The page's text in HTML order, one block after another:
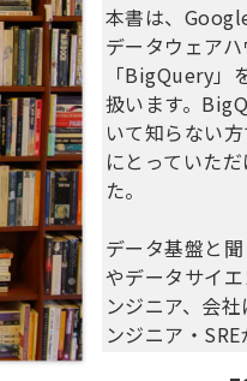
本書は、
データウェア
「BigQuery」
扱います。
いて知らない
にとっていた
た。
データ基盤と
やデータサイ
ンジニア、会
ンジニア・